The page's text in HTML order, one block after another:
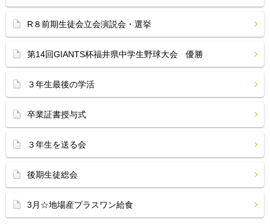
R８前期生徒会立会演説会・選挙
第14回GIANTS杯福井県中学生野球大会 優勝
３年生最後の学活
卒業証書授与式
３年生を送る会
後期生徒総会
3月☆地場産プラスワン給食